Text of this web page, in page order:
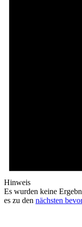
Hinweis
Es wurden keine
es zu den nächsten